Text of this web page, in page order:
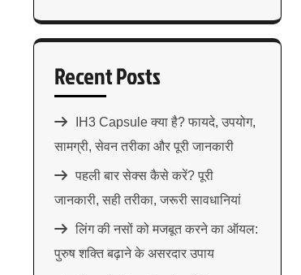
Recent Posts
IH3 Capsule क्या है? फायदे, उपयोग,
सामग्री, सेवन तरीका और पूरी जानकारी
पहली बार सेक्स कैसे करें? पूरी
जानकारी, सही तरीका, जरूरी सावधानियां
लिंग की नसों को मजबूत करने का ऑयल:
पुरुष शक्ति बढ़ाने के असरदार उपाय